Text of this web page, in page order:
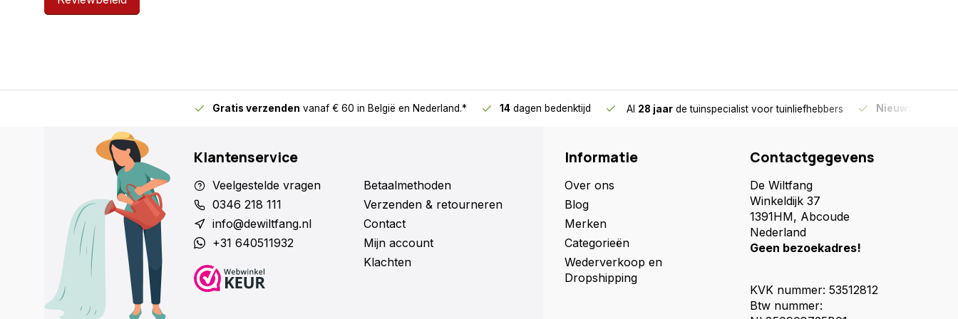
Gratis verzenden vanaf € 60 in België en Nederland.* 14 dagen bedenktijd Al 28 jaar de tuinspecialist voor tuinliefhebbers Nieuw:
Klantenservice
Veelgestelde vragen
0346 218 111
info@dewiltfang.nl
+31 640511932
Betaalmethoden
Verzenden & retourneren
Contact
Mijn account
Klachten
Informatie
Over ons
Blog
Merken
Categorieën
Wederverkoop en
Dropshipping
Contactgegevens
De Wiltfang
Winkeldijk 37
1391HM, Abcoude
Nederland
Geen bezoekadres!
KVK nummer: 53512812
Btw nummer: